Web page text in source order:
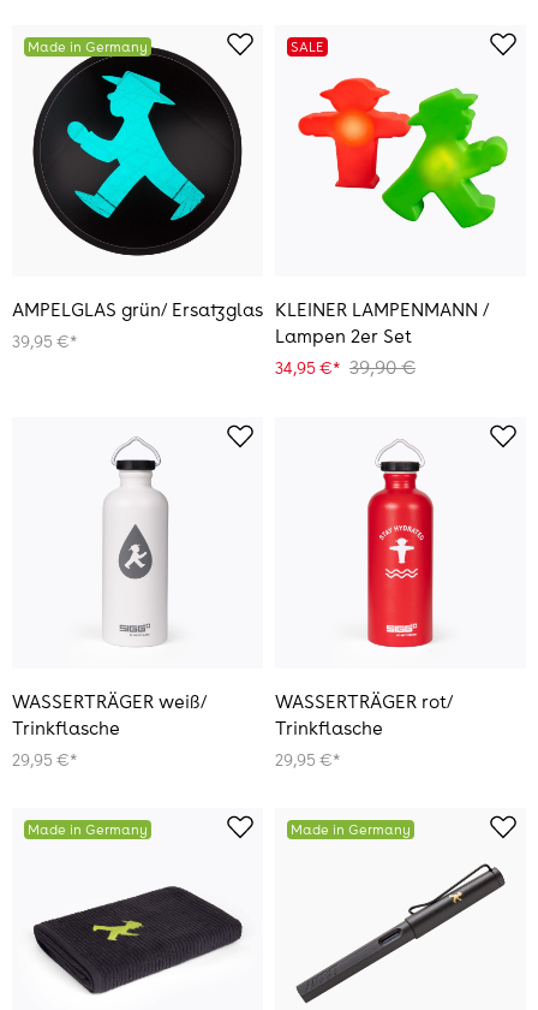
Made in Germany
AMPELGLAS grün/ Ersatzglas
39,95 €*
SALE
KLEINER LAMPENMANN /
Lampen 2er Set
34,95 €* 39,90 €
WASSERTRÄGER weiß/
Trinkflasche
29,95 €*
WASSERTRÄGER rot/
Trinkflasche
29,95 €*
Made in Germany Made in Germany